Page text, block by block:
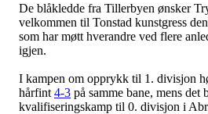
De blåkledde fra Tillerbyen ønsker
velkommen til Tonstad kunstgress
som har møtt hverandre ved flere
igjen.
I kampen om opprykk til 1. divisjon
hårfint 4-3 på samme bane, mens det
kvalifiseringskamp til 0. divisjon i